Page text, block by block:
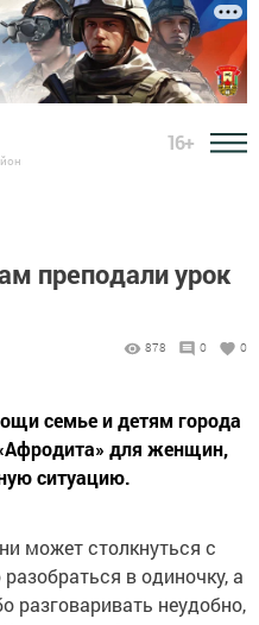
16+
преподали урок
878 0 0
семье и детям города
для женщин,
ситуацию.
может столкнуться с
в одиночку, а
разговаривать неудобно,